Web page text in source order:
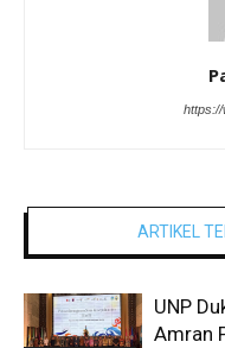
https://
ARTIKEL
UNP
Amran